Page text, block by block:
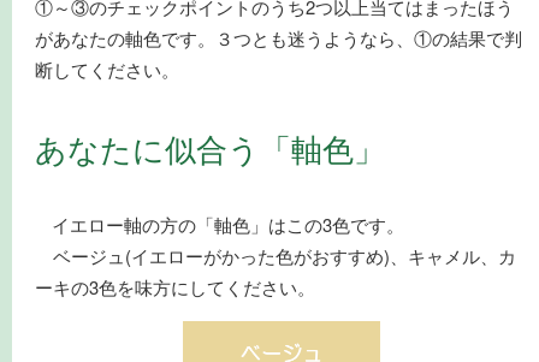
①～③のチェックポイントのうち2つ以上当てはまったほう
があなたの軸色です。３つとも迷うようなら、①の結果で判
断してください。
あなたに似合う「軸色」
イエロー軸の方の「軸色」はこの3色です。
ベージュ(イエローがかった色がおすすめ)、キャメル、カ
ーキの3色を味方にしてください。